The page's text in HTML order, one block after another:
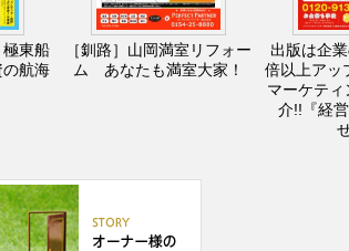
東船
航海
［釧路］山岡満室リフォー
ム あなたも満室大家！
出版は企
倍以上アッ
マーケテ
介!!『経